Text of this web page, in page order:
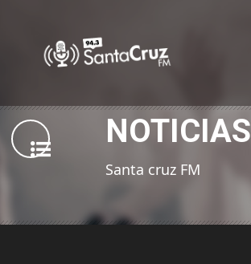
NOTICIAS
Santa cruz FM